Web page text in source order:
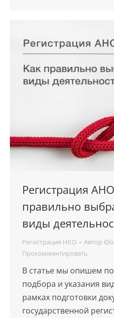
Регистрация
правильно
виды
Регистрация НКО Автор
Прокомментировать
В статье мы опишем
подбора и указания
рамках подготовки
государственной